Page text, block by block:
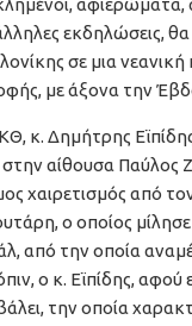
αφιερώματα,
εκδηλώσεις,
σε μια
με άξονα την
κ. Δημήτρης
αίθουσα Παύλος
χαιρετισμός από
ο οποίος μίλησε
από την οποία
ο κ. Εϊπίδης, αφού
την οποία